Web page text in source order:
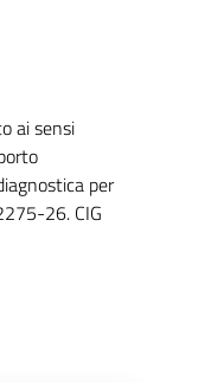
ai sensi
per
26. CIG